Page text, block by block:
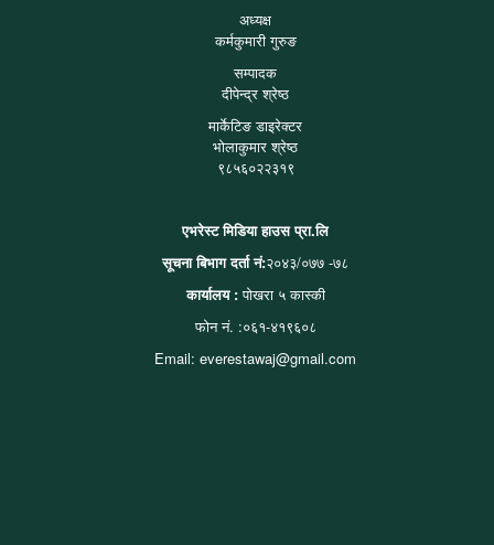
अध्यक्ष
कर्मकुमारी गुरुङ
सम्पादक
दीपेन्द्र श्रेष्ठ
मार्केटिङ डाइरेक्टर
भोलाकुमार श्रेष्ठ
९८५६०२२३१९
एभरेस्ट मिडिया हाउस प्रा.लि
सूचना बिभाग दर्ता नं:२०४३/०७७ -७८
कार्यालय :पोखरा ५ कास्की
फोन नं. :०६१-४१९६०८
Email: everestawaj@gmail.com